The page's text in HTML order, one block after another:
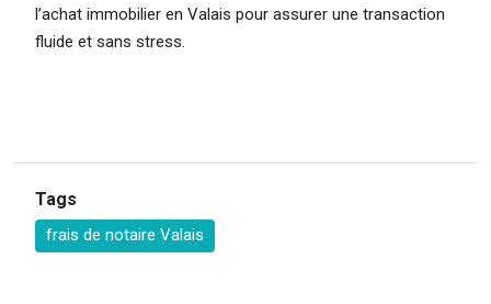
l’achat immobilier en Valais pour assurer une transaction
fluide et sans stress.
Tags
frais de notaire Valais